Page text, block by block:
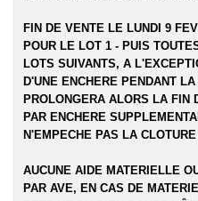
FIN DE VENTE LE LUNDI 9
POUR LE LOT 1 - PUIS
LOTS SUIVANTS, A
D'UNE ENCHERE PENDANT
PROLONGERA ALORS LA FIN
PAR ENCHERE
N'EMPECHE PAS LA
AUCUNE AIDE MATERIELLE
PAR AVE, EN CAS DE